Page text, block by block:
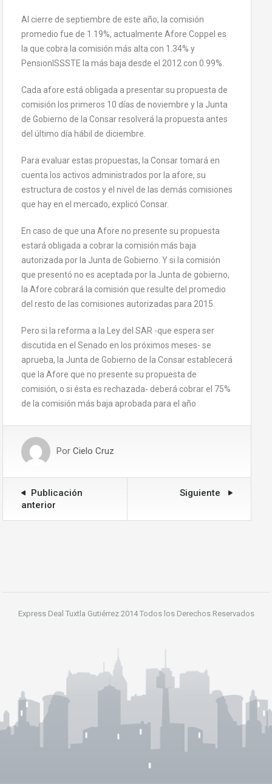
Al cierre de septiembre de este año, la comisión
promedio fue de 1.19%, actualmente Afore Coppel es
la que cobra la comisión más alta con 1.34% y
PensionISSSTE la más baja desde el 2012 con 0.99%.
Cada afore está obligada a presentar su propuesta de
comisión los primeros 10 días de noviembre y la Junta
de Gobierno de la Consar resolverá la propuesta antes
del último día hábil de diciembre.
Para evaluar estas propuestas, la Consar tomará en
cuenta los activos administrados por la afore, su
estructura de costos y el nivel de las demás comisiones
que hay en el mercado, explicó Consar.
En caso de que una Afore no presente su propuesta
estará obligada a cobrar la comisión más baja
autorizada por la Junta de Gobierno. Y si la comisión
que presentó no es aceptada por la Junta de gobierno,
la Afore cobrará la comisión que resulte del promedio
del resto de las comisiones autorizadas para 2015.
Pero si la reforma a la Ley del SAR -que espera ser
discutida en el Senado en los próximos meses- se
aprueba, la Junta de Gobierno de la Consar establecerá
que la Afore que no presente su propuesta de
comisión, o si ésta es rechazada- deberá cobrar el 75%
de la comisión más baja aprobada para el año
Por Cielo Cruz
Publicación
anterior
Siguiente
Express Deal Tuxtla Gutiérrez 2014 Todos los Derechos Reservados